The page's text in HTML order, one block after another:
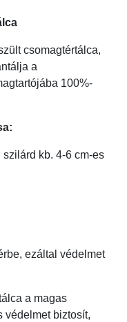
csomagtértálca,
a
100%-
kb. 4-6 cm-es
ezáltal védelmet
a magas
védelmet biztosít,